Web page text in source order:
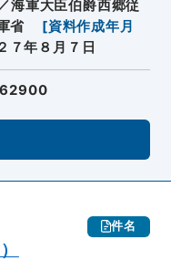
海軍大臣伯爵西郷従
省 [資料作成年月
７年８月７日
件名